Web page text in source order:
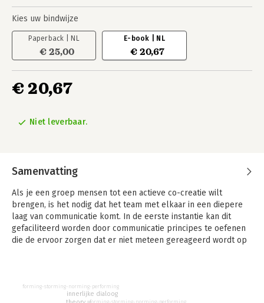
Kies uw bindwijze
Paperback | NL
€ 25,00
E-book | NL
€ 20,67
€ 20,67
Niet leverbaar.
Samenvatting
Als je een groep mensen tot een actieve co-creatie wilt
brengen, is het nodig dat het team met elkaar in een diepere
laag van communicatie komt. In de eerste instantie kan dit
gefaciliteerd worden door communicatie principes te oefenen
die de ervoor zorgen dat er niet meteen gereageerd wordt op
ontstaat een ingang tot deze diepere laag van communicatie.
innerlijke dialoog
forming-storming-norming-performing